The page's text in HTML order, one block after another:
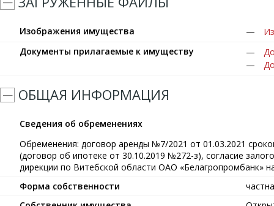
Изображения имущества
Документы прилагаемые к имуществу
ОБЩАЯ ИНФОРМАЦИЯ
Сведения об обременениях
Обременения: договор аренды №7/2021 от 01.03.2021
(договор об ипотеке от 30.10.2019 №272-з), согласие
дирекции по Витебской области ОАО «Белагропромбанк»
Форма собственности